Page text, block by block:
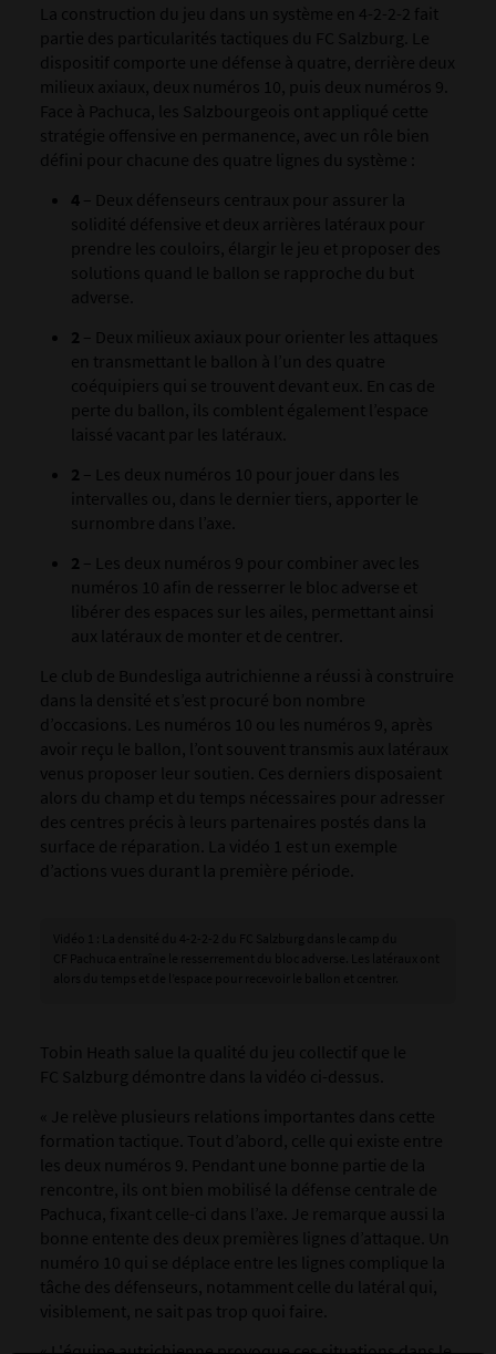
La construction du jeu dans un système en 4-2-2-2 fait
partie des particularités tactiques du FC Salzburg. Le
dispositif comporte une défense à quatre, derrière deux
milieux axiaux, deux numéros 10, puis deux numéros 9.
Face à Pachuca, les Salzbourgeois ont appliqué cette
stratégie offensive en permanence, avec un rôle bien
défini pour chacune des quatre lignes du système :
4– Deux défenseurs centraux pour assurer la
solidité défensive et deux arrières latéraux pour
prendre les couloirs, élargir le jeu et proposer des
solutions quand le ballon se rapproche du but
adverse.
2 – Deux milieux axiaux pour orienter les attaques
en transmettant le ballon à l’un des quatre
coéquipiers qui se trouvent devant eux. En cas de
perte du ballon, ils comblent également l’espace
laissé vacant par les latéraux.
2 – Les deux numéros 10 pour jouer dans les
intervalles ou, dans le dernier tiers, apporter le
surnombre dans l’axe.
2 – Les deux numéros 9 pour combiner avec les
numéros 10 afin de resserrer le bloc adverse et
libérer des espaces sur les ailes, permettant ainsi
aux latéraux de monter et de centrer.
Le club de Bundesliga autrichienne a réussi à construire
dans la densité et s’est procuré bon nombre
d’occasions. Les numéros 10 ou les numéros 9, après
avoir reçu le ballon, l’ont souvent transmis aux latéraux
venus proposer leur soutien. Ces derniers disposaient
alors du champ et du temps nécessaires pour adresser
des centres précis à leurs partenaires postés dans la
surface de réparation. La vidéo 1 est un exemple
d’actions vues durant la première période.
Tobin Heath salue la qualité du jeu collectif que le
FC Salzburg démontre dans la vidéo ci-dessus.
« Je relève plusieurs relations importantes dans cette
formation tactique. Tout d’abord, celle qui existe entre
les deux numéros 9. Pendant une bonne partie de la
rencontre, ils ont bien mobilisé la défense centrale de
Pachuca, fixant celle-ci dans l’axe. Je remarque aussi la
bonne entente des deux premières lignes d’attaque. Un
numéro 10 qui se déplace entre les lignes complique la
tâche des défenseurs, notamment celle du latéral qui,
visiblement, ne sait pas trop quoi faire.